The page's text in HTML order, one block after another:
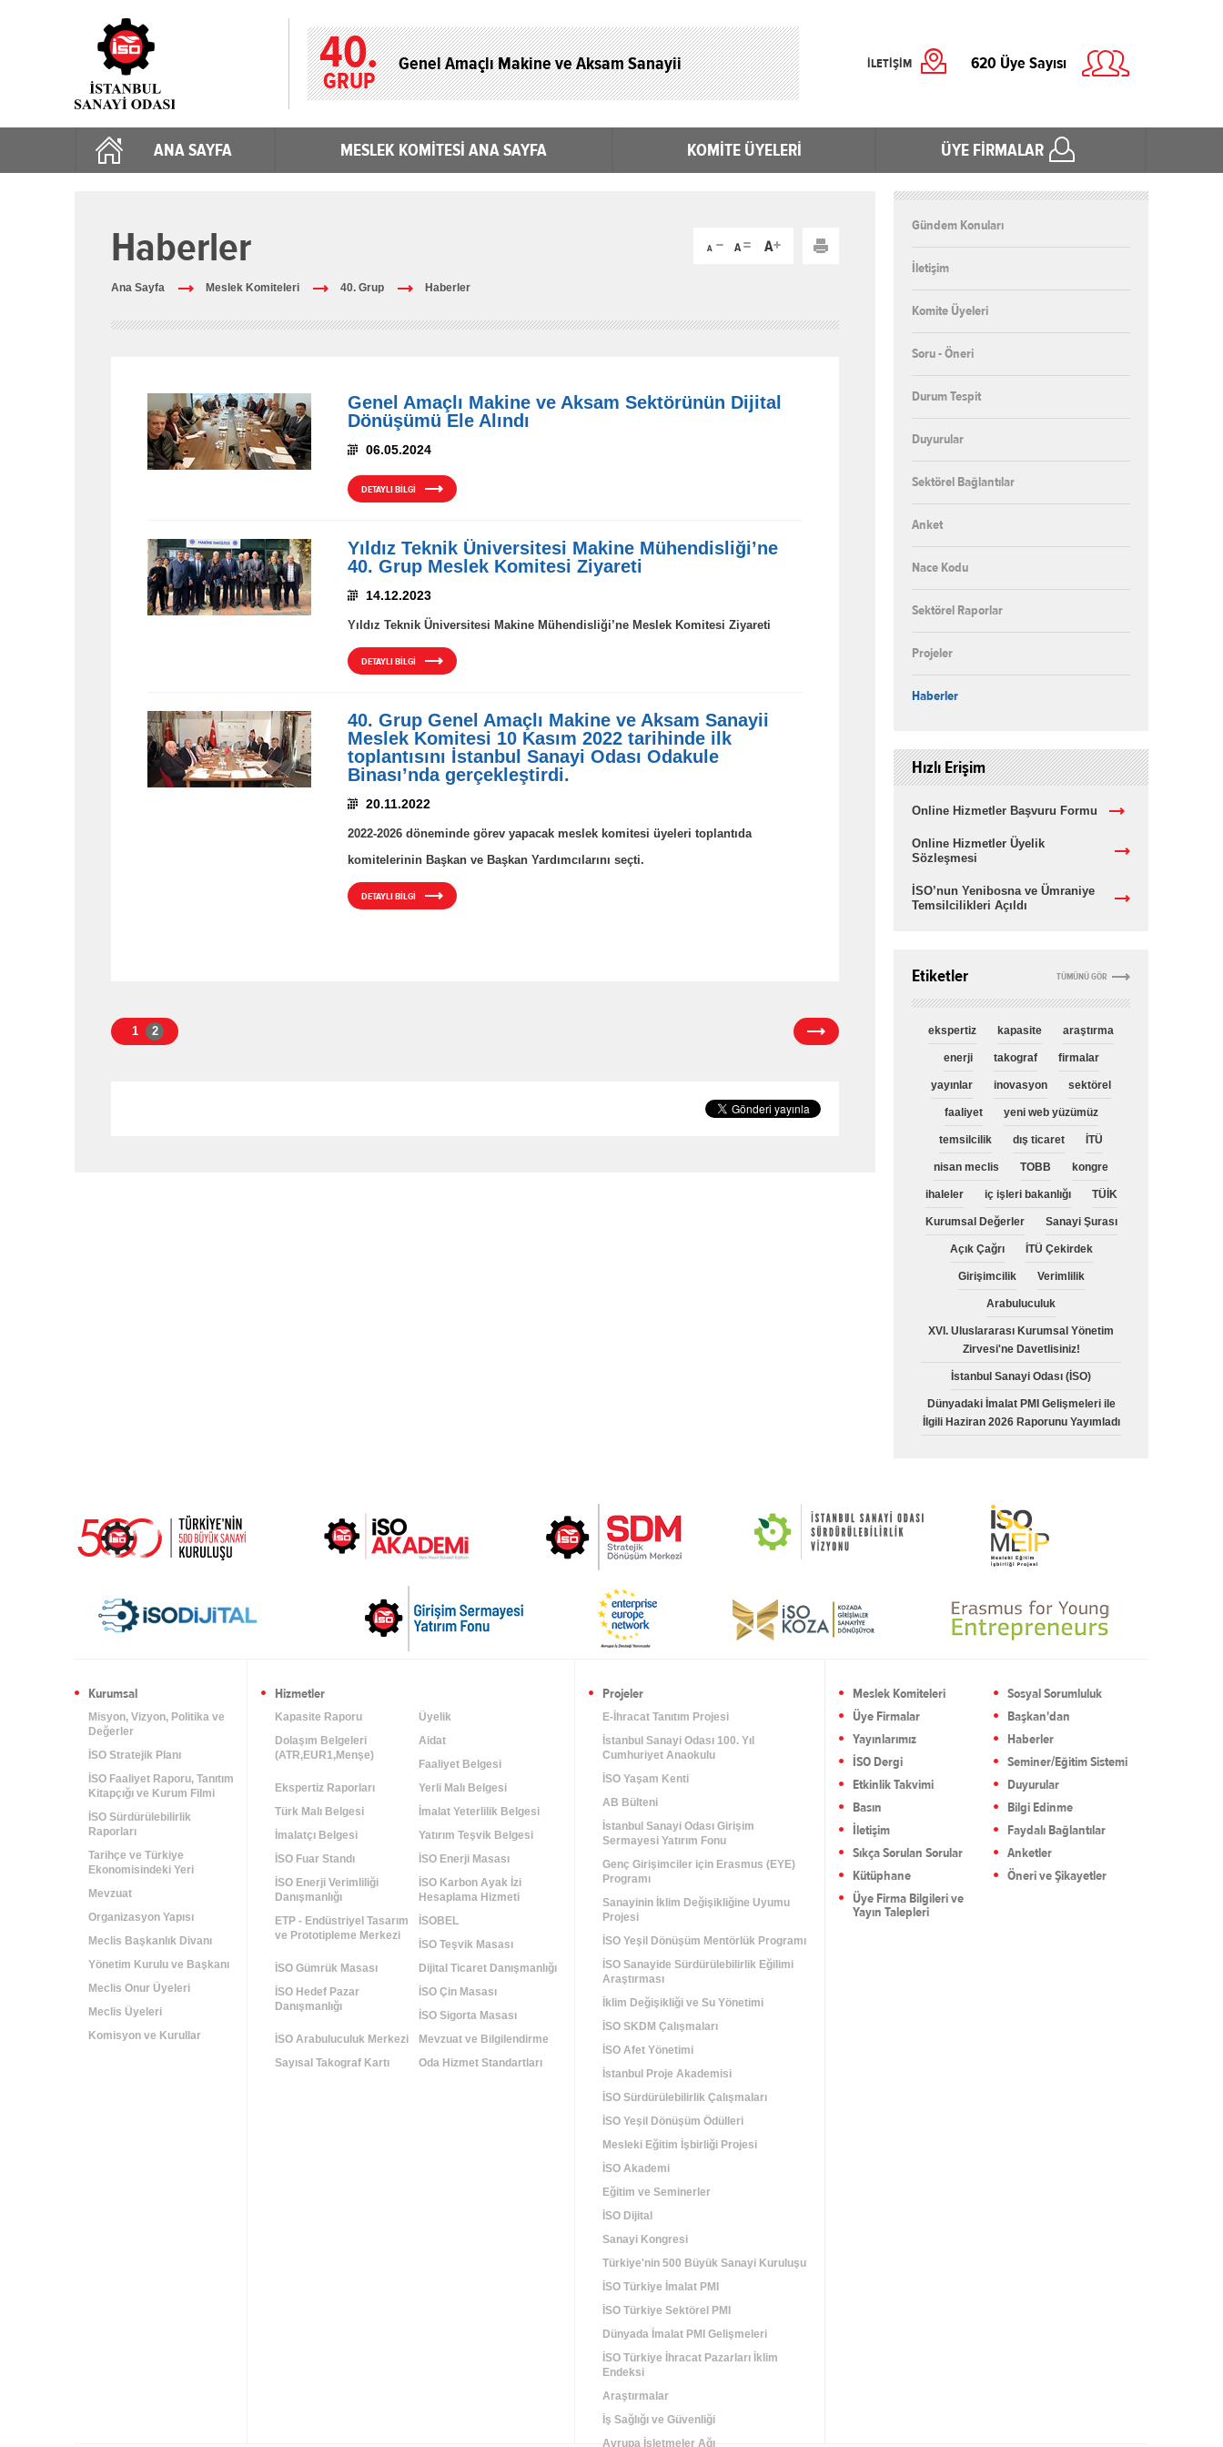
40.
GRUP
Genel Amaçlı Makine ve Aksam Sanayii 620 Üye Sayısı
ANA SAYFA MESLEK KOMİTESİ ANA SAYFA KOMİTE ÜYELERİ ÜYE FİRMALAR
İLETİŞİM
Haberler
Ana Sayfa Meslek Komiteleri 40. Grup Haberler
Genel Amaçlı Makine ve Aksam Sektörünün Dijital
Dönüşümü Ele Alındı
06.05.2024
DETAYLI BİLGİ
Yıldız Teknik Üniversitesi Makine Mühendisliği’ne
40. Grup Meslek Komitesi Ziyareti
14.12.2023
Yıldız Teknik Üniversitesi Makine Mühendisliği’ne Meslek Komitesi Ziyareti
DETAYLI BİLGİ
40. Grup Genel Amaçlı Makine ve Aksam Sanayii
Meslek Komitesi 10 Kasım 2022 tarihinde ilk
toplantısını İstanbul Sanayi Odası Odakule
Binası’nda gerçekleştirdi.
20.11.2022
2022-2026 döneminde görev yapacak meslek komitesi üyeleri toplantıda
komitelerinin Başkan ve Başkan Yardımcılarını seçti.
DETAYLI BİLGİ
1 2
Gündem Konuları
İletişim
Komite Üyeleri
Soru - Öneri
Durum Tespit
Duyurular
Sektörel Bağlantılar
Anket
Nace Kodu
Sektörel Raporlar
Projeler
Haberler
Hızlı Erişim
Online Hizmetler Başvuru Formu
Online Hizmetler Üyelik
Sözleşmesi
İSO’nun Yenibosna ve Ümraniye
Temsilcilikleri Açıldı
TÜMÜNÜ GÖR
Etiketler
ekspertiz kapasite araştırma
enerji takograf firmalar
yayınlar inovasyon sektörel
faaliyet yeni web yüzümüz
temsilcilik dış ticaret İTÜ
nisan meclis TOBB kongre
ihaleler iç işleri bakanlığı TÜİK
Kurumsal Değerler Sanayi Şurası
Açık Çağrı İTÜ Çekirdek
Girişimcilik Verimlilik
Arabuluculuk
XVI. Uluslararası Kurumsal Yönetim
Zirvesi'ne Davetlisiniz!
İstanbul Sanayi Odası (İSO)
Dünyadaki İmalat PMI Gelişmeleri ile
İlgili Haziran 2026 Raporunu Yayımladı
Kurumsal
Misyon, Vizyon, Politika ve
Değerler
İSO Stratejik Planı
İSO Faaliyet Raporu, Tanıtım
Kitapçığı ve Kurum Filmi
İSO Sürdürülebilirlik
Raporları
Tarihçe ve Türkiye
Ekonomisindeki Yeri
Mevzuat
Organizasyon Yapısı
Meclis Başkanlık Divanı
Yönetim Kurulu ve Başkanı
Meclis Onur Üyeleri
Meclis Üyeleri
Komisyon ve Kurullar
Hizmetler
Kapasite Raporu
Üyelik
Dolaşım Belgeleri
(ATR,EUR1,Menşe)
Aidat
Faaliyet Belgesi
Ekspertiz Raporları
Yerli Malı Belgesi
Türk Malı Belgesi
İmalat Yeterlilik Belgesi
İmalatçı Belgesi
Yatırım Teşvik Belgesi
İSO Fuar Standı
İSO Enerji Masası
İSO Enerji Verimliliği
Danışmanlığı
İSO Karbon Ayak İzi
Hesaplama Hizmeti
ETP - Endüstriyel Tasarım
ve Prototipleme Merkezi
İSOBEL
İSO Teşvik Masası
İSO Gümrük Masası
Dijital Ticaret Danışmanlığı
İSO Hedef Pazar
Danışmanlığı
İSO Çin Masası
İSO Sigorta Masası
İSO Arabuluculuk Merkezi
Mevzuat ve Bilgilendirme
Sayısal Takograf Kartı
Oda Hizmet Standartları
Projeler
E-İhracat Tanıtım Projesi
İstanbul Sanayi Odası 100. Yıl
Cumhuriyet Anaokulu
İSO Yaşam Kenti
AB Bülteni
İstanbul Sanayi Odası Girişim
Sermayesi Yatırım Fonu
Genç Girişimciler için Erasmus (EYE)
Programı
Sanayinin İklim Değişikliğine Uyumu
Projesi
İSO Yeşil Dönüşüm Mentörlük Programı
İSO Sanayide Sürdürülebilirlik Eğilimi
Araştırması
İklim Değişikliği ve Su Yönetimi
İSO SKDM Çalışmaları
İSO Afet Yönetimi
İstanbul Proje Akademisi
İSO Sürdürülebilirlik Çalışmaları
İSO Yeşil Dönüşüm Ödülleri
Mesleki Eğitim İşbirliği Projesi
İSO Akademi
Eğitim ve Seminerler
İSO Dijital
Sanayi Kongresi
Türkiye'nin 500 Büyük Sanayi Kuruluşu
İSO Türkiye İmalat PMI
İSO Türkiye Sektörel PMI
Dünyada İmalat PMI Gelişmeleri
İSO Türkiye İhracat Pazarları İklim
Endeksi
Araştırmalar
İş Sağlığı ve Güvenliği
Avrupa İşletmeler Ağı
Meslek Komiteleri
Sosyal Sorumluluk
Üye Firmalar
Başkan'dan
Yayınlarımız
Haberler
İSO Dergi
Seminer/Eğitim Sistemi
Etkinlik Takvimi
Duyurular
Basın
Bilgi Edinme
İletişim
Faydalı Bağlantılar
Sıkça Sorulan Sorular
Anketler
Kütüphane
Öneri ve Şikayetler
Üye Firma Bilgileri ve
Yayın Talepleri